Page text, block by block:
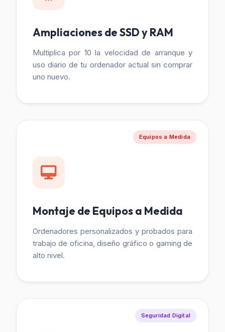
Ampliaciones de SSD y RAM
Multiplica por 10 la velocidad de arranque y
uso diario de tu ordenador actual sin comprar
uno nuevo.
Equipos a Medida
Montaje de Equipos a Medida
Ordenadores personalizados y probados para
trabajo de oficina, diseño gráfico o gaming de
alto nivel.
Seguridad Digital